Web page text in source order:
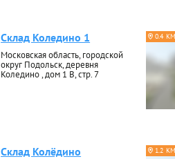
Склад Коледино 1
Московская область, городской
округ Подольск, деревня
Коледино , дом 1 В, стр. 7
0.4 КМ
Склад Колёдино 1.2 КМ